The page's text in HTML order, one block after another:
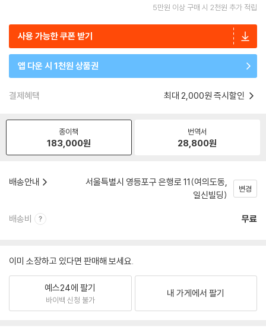
5만원 이상 구매 시 2천원 추가 적립
사용 가능한 쿠폰 받기
앱 다운 시 1천원 상품권
결제혜택 최대 2,000원 즉시할인
종이책
183,000원
번역서
28,800원
배송안내
서울특별시 영등포구 은행로 11(여의도동,
일신빌딩)
변경
배송비 무료
이미 소장하고 있다면 판매해 보세요.
예스24에 팔기
바이백 신청 불가
내 가게에서 팔기